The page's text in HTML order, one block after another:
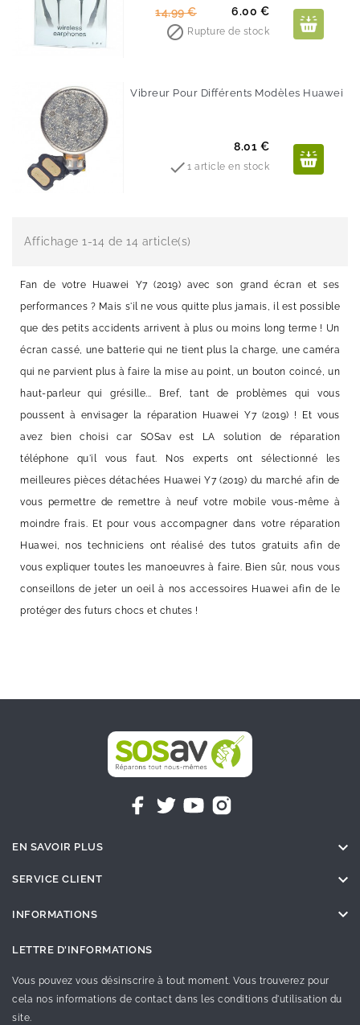
Prix
de
14,99 €Prix 6.00 €
 Rupture de stock
Vibreur Pour Différents Modèles Huawei
Prix
8.01 €
1 article en stock
Affichage 1-14 de 14 article(s)
Fan de votre Huawei Y7 (2019) avec son grand écran et ses
performances ? Mais s'il ne vous quitte plus jamais, il est possible
que des petits accidents arrivent à plus ou moins long terme ! Un
écran cassé, une batterie qui ne tient plus la charge, une caméra
qui ne parvient plus à faire la mise au point, un bouton coincé, un
haut-parleur qui grésille... Bref, tant de problèmes qui vous
poussent à envisager la réparation Huawei Y7 (2019) ! Et vous
avez bien choisi car SOSav est LA solution de réparation
téléphone qu'il vous faut. Nos experts ont sélectionné les
meilleures pièces détachées Huawei Y7 (2019) du marché afin de
vous permettre de remettre à neuf votre mobile vous-même à
moindre frais. Et pour vous accompagner dans votre réparation
Huawei, nos techniciens ont réalisé des tutos gratuits afin de
vous expliquer toutes les manoeuvres à faire. Bien sûr, nous vous
conseillons de jeter un oeil à nos accessoires Huawei afin de le
protéger des futurs chocs et chutes !
EN SAVOIR PLUS 
SERVICE CLIENT 
INFORMATIONS 
LETTRE D'INFORMATIONS
Vous pouvez vous désinscrire à tout moment. Vous trouverez pour
cela nos informations de contact dans les conditions d'utilisation du
site.